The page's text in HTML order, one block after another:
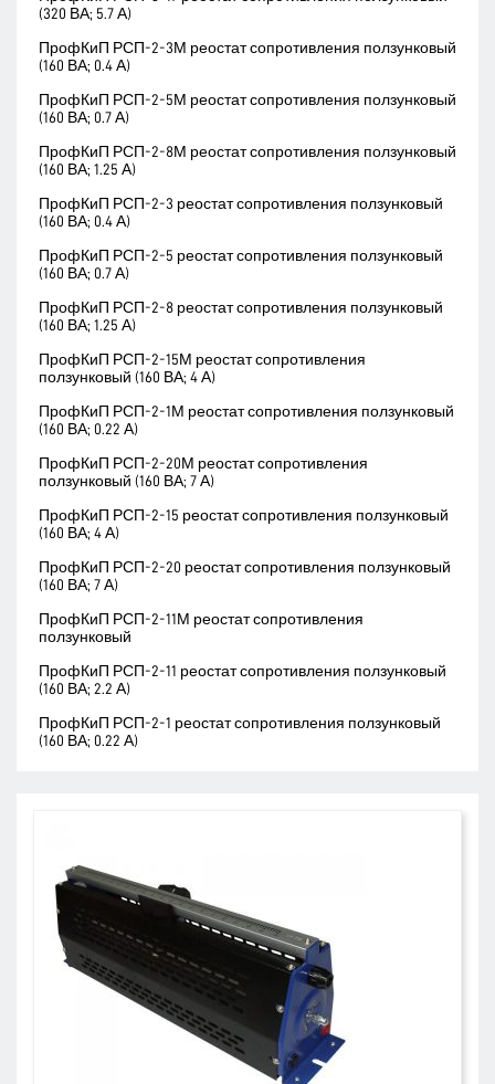
(320 ВА; 5.7 А)
ПрофКиП РСП-2-3М реостат сопротивления ползунковый
(160 ВА; 0.4 А)
ПрофКиП РСП-2-5М реостат сопротивления ползунковый
(160 ВА; 0.7 А)
ПрофКиП РСП-2-8М реостат сопротивления ползунковый
(160 ВА; 1.25 А)
ПрофКиП РСП-2-3 реостат сопротивления ползунковый
(160 ВА; 0.4 А)
ПрофКиП РСП-2-5 реостат сопротивления ползунковый
(160 ВА; 0.7 А)
ПрофКиП РСП-2-8 реостат сопротивления ползунковый
(160 ВА; 1.25 А)
ПрофКиП РСП-2-15М реостат сопротивления
ползунковый (160 ВА; 4 А)
ПрофКиП РСП-2-1М реостат сопротивления ползунковый
(160 ВА; 0.22 А)
ПрофКиП РСП-2-20М реостат сопротивления
ползунковый (160 ВА; 7 А)
ПрофКиП РСП-2-15 реостат сопротивления ползунковый
(160 ВА; 4 А)
ПрофКиП РСП-2-20 реостат сопротивления ползунковый
(160 ВА; 7 А)
ПрофКиП РСП-2-11М реостат сопротивления
ползунковый
ПрофКиП РСП-2-11 реостат сопротивления ползунковый
(160 ВА; 2.2 А)
ПрофКиП РСП-2-1 реостат сопротивления ползунковый
(160 ВА; 0.22 А)